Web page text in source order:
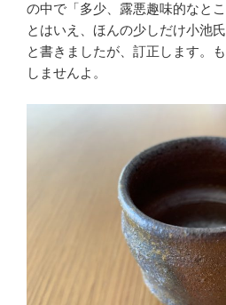
の中で「多少、露悪趣味的なと
とはいえ、ほんの少しだけ小池
と書きましたが、訂正します。
しませんよ。